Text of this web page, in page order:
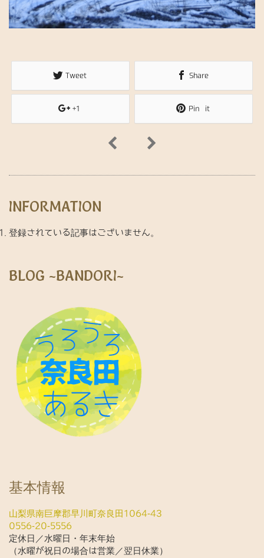
Tweet Share
+1 Pin it
INFORMATION
登録されている記事はございません。
BLOG ~BANDORI~
基本情報
山梨県南巨摩郡早川町奈良田1064-43
0556-20-5556
定休日／水曜日・年末年始
（水曜が祝日の場合は営業／翌日休業）